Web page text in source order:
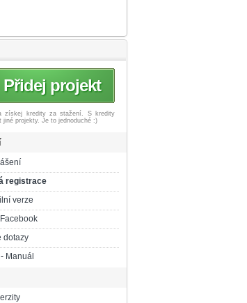
Přidej projekt
získej
kredity za stažení. S kredity
jiné projekty. Je to jednoduché :)
registrace
verze
dotazy
- Manuál